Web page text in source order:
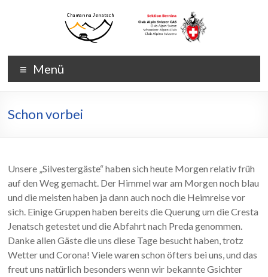
Chamanna
Jenatsch
Chamanna
Jenatsch
CAS
Menü
Schon vorbei
Unsere „Silvestergäste“ haben sich heute Morgen relativ früh
auf den Weg gemacht. Der Himmel war am Morgen noch blau
und die meisten haben ja dann auch noch die Heimreise vor
sich. Einige Gruppen haben bereits die Querung um die Cresta
Jenatsch getestet und die Abfahrt nach Preda genommen.
Danke allen Gäste die uns diese Tage besucht haben, trotz
Wetter und Corona! Viele waren schon öfters bei uns, und das
freut uns natürlich besonders wenn wir bekannte Gsichter